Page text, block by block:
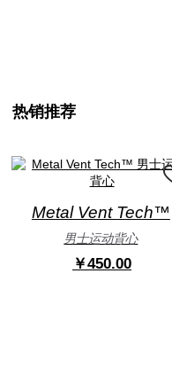
热销推荐
Metal Vent Tech™
男士运动背心
￥450.00